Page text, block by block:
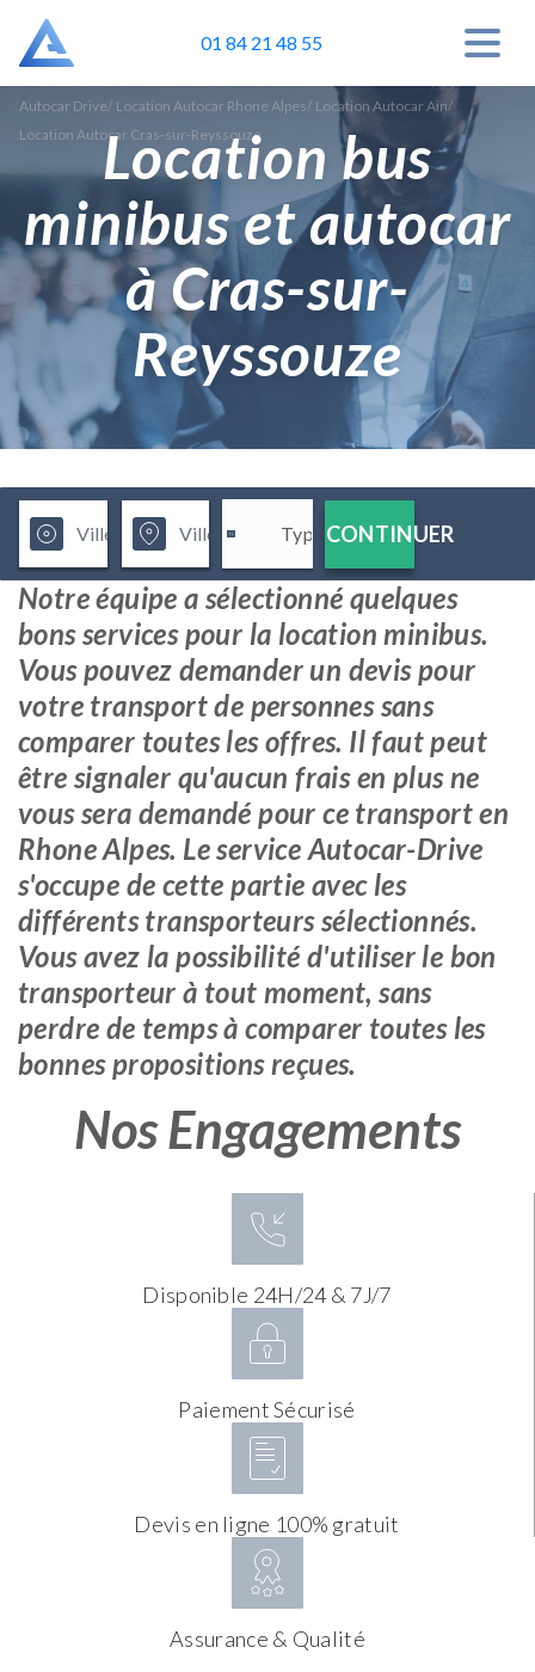
01 84 21 48 55
Autocar Drive/ Location Autocar Rhone Alpes/ Location Autocar Ain/
Location Autocar Cras-sur-Reyssouze
Location bus
minibus et autocar
à Cras-sur-
Reyssouze
CONTINUER
Notre équipe a sélectionné quelques
bons services pour la location minibus.
Vous pouvez demander un devis pour
votre transport de personnes sans
comparer toutes les offres. Il faut peut
être signaler qu'aucun frais en plus ne
vous sera demandé pour ce transport en
Rhone Alpes. Le service Autocar-Drive
s'occupe de cette partie avec les
différents transporteurs sélectionnés.
Vous avez la possibilité d'utiliser le bon
transporteur à tout moment, sans
perdre de temps à comparer toutes les
bonnes propositions reçues.
Nos Engagements
Disponible 24H/24 & 7J/7
Paiement Sécurisé
Devis en ligne 100% gratuit
Assurance & Qualité